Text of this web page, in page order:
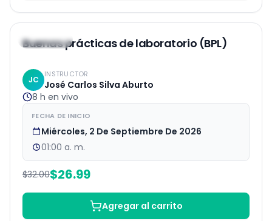
16% OFF EN VIVO
Buenas prácticas de laboratorio (BPL)
JC
INSTRUCTOR
José Carlos Silva Aburto
8 h en vivo
FECHA DE INICIO
Miércoles, 2 De Septiembre De 2026
01:00 a. m.
$32.00$26.99
Agregar al carrito